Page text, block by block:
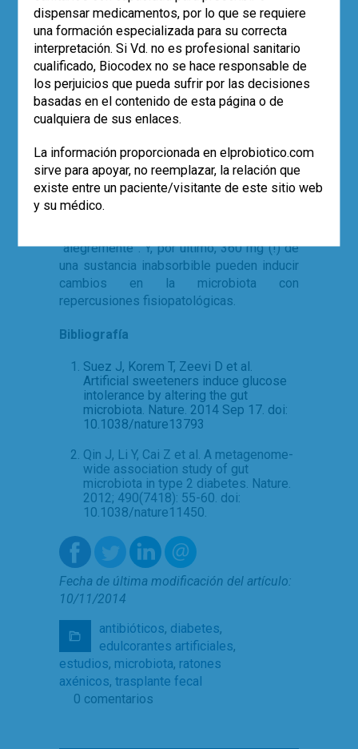
consumo de edulcorantes, peso corporal y
perímetro abdominal. Los datos
observacionales no son prueba inequívoca
de una relación causa-efecto, pero sí que
reflejan lo que está pasando en la vida real.
En definitiva, hay varias conclusiones
un fenómeno en el que la microbiota
intestinal está estrechamente implicada.
Es aconsejable reconsiderar el riesgo-
beneficio de los edulcorantes artificiales,
“alegremente”. Y, por último, 360 mg (!) de
una sustancia inabsorbible pueden inducir
cambios en la microbiota con
repercusiones fisiopatológicas.
Bibliografía
Suez J, Korem T, Zeevi D et al.
Artificial sweeteners induce glucose
intolerance by altering the gut
microbiota. Nature. 2014 Sep 17. doi:
10.1038/nature13793
Qin J, Li Y, Cai Z et al. A metagenome-
wide association study of gut
microbiota in type 2 diabetes. Nature.
2012; 490(7418): 55-60. doi:
10.1038/nature11450.
Fecha de última modificación del artículo:
10/11/2014
antibióticos, diabetes,
edulcorantes artificiales,
estudios, microbiota, ratones
axénicos, trasplante fecal
0 comentarios
dispensar medicamentos, por lo que se requiere
una formación especializada para su correcta
interpretación. Si Vd. no es profesional sanitario
cualificado, Biocodex no se hace responsable de
los perjuicios que pueda sufrir por las decisiones
basadas en el contenido de esta página o de
cualquiera de sus enlaces.
La información proporcionada en elprobiotico.com
sirve para apoyar, no reemplazar, la relación que
existe entre un paciente/visitante de este sitio web
y su médico.